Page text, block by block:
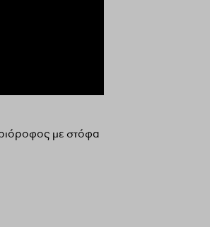
με στόφα